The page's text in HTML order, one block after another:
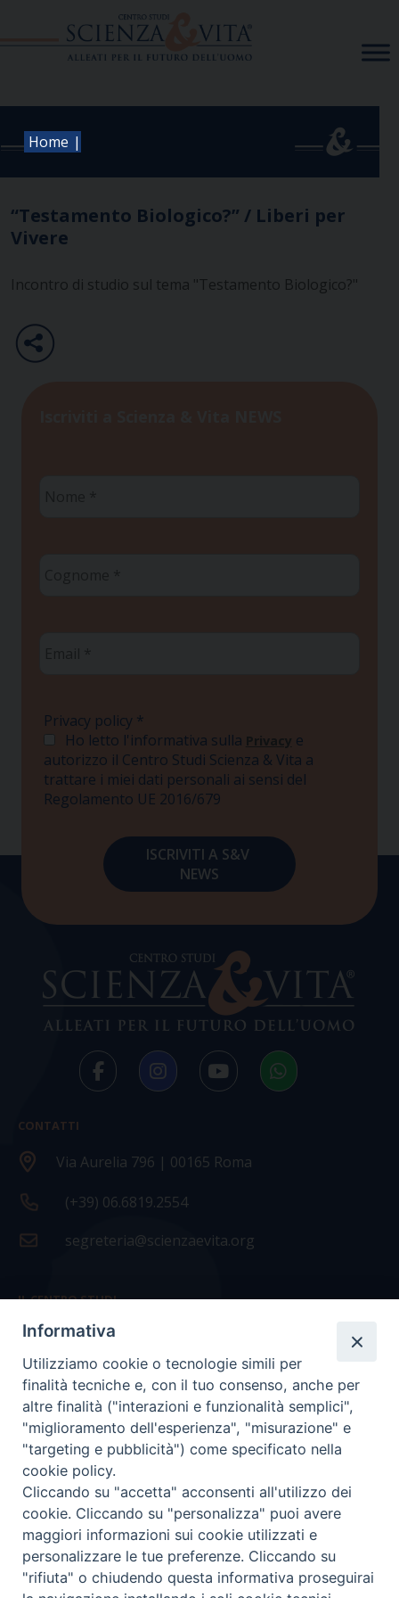
Home |
“Testamento Biologico?” / Liberi per
Vivere
Incontro di studio sul tema "Testamento Biologico?"
Privacy policy *
Ho letto l'informativa sulla Privacy e
autorizzo il Centro Studi Scienza & Vita a
trattare i miei dati personali ai sensi del
Regolamento UE 2016/679
CONTATTI
Via Aurelia 796 | 00165 Roma
(+39) 06.6819.2554
segreteria@scienzaevita.org
IL CENTRO STUDI
La nostra storia
Statuto
Presidenza e ufficio presidenza
Consiglio scientifico
Coordinamento nazionale
COPYRIGHT Scienza & Vita - C.F96600690588- Tutti i
Informativa
Utilizziamo cookie o tecnologie simili per
finalità tecniche e, con il tuo consenso, anche per
altre finalità ("interazioni e funzionalità semplici",
"miglioramento dell'esperienza", "misurazione" e
"targeting e pubblicità") come specificato nella
cookie policy.
Cliccando su "accetta" acconsenti all'utilizzo dei
cookie. Cliccando su "personalizza" puoi avere
maggiori informazioni sui cookie utilizzati e
personalizzare le tue preferenze. Cliccando su
"rifiuta" o chiudendo questa informativa proseguirai